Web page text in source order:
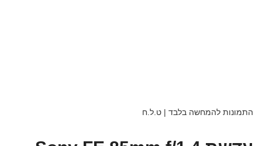
התמונות להמחשה בלבד | ט.ל.ח